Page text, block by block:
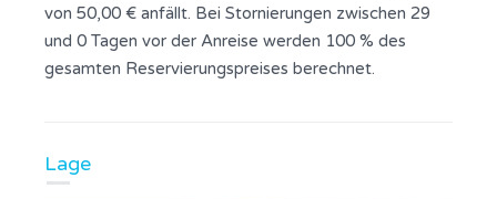
von 50,00 € anfällt. Bei Stornierungen zwischen 29
und 0 Tagen vor der Anreise werden 100 % des
gesamten Reservierungspreises berechnet.
Lage